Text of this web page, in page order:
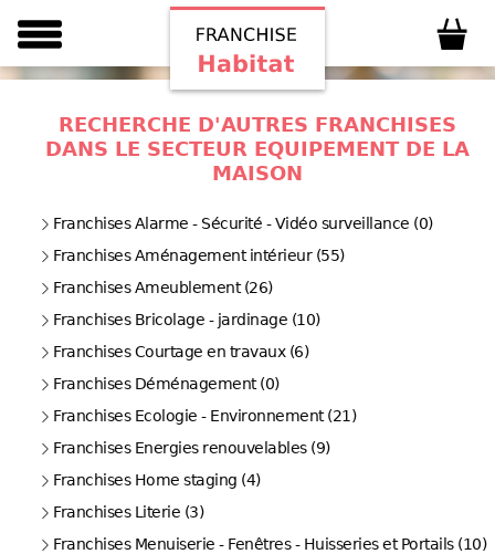
RECHERCHE D'AUTRES FRANCHISES
DANS LE SECTEUR EQUIPEMENT DE LA
MAISON
Franchises Alarme - Sécurité - Vidéo surveillance (0)
Franchises Aménagement intérieur (55)
Franchises Ameublement (26)
Franchises Bricolage - jardinage (10)
Franchises Courtage en travaux (6)
Franchises Déménagement (0)
Franchises Ecologie - Environnement (21)
Franchises Energies renouvelables (9)
Franchises Home staging (4)
Franchises Literie (3)
Franchises Menuiserie - Fenêtres - Huisseries et Portails (10)